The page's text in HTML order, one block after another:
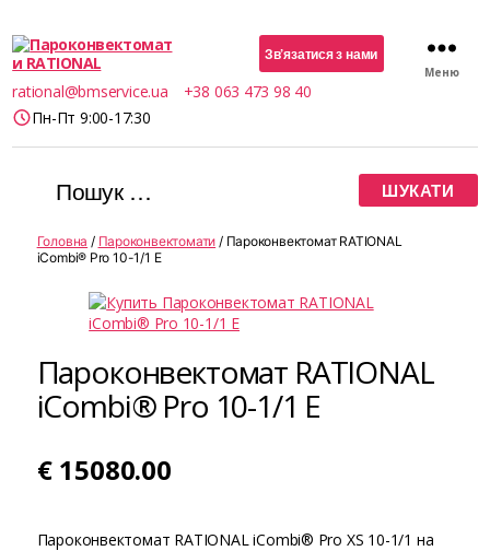
Пароконвектомати
RATIONAL
Зв’язатися з нами
rational@bmservice.ua
+38 063 473 98 40
Пн-Пт 9:00-17:30
Меню
Шукати:
Головна / Пароконвектомати / Пароконвектомат RATIONAL
iCombi® Pro 10-1/1 E
Пароконвектомат RATIONAL
iCombi® Pro 10-1/1 E
€ 15080.00
Пароконвектомат RATIONAL iCombi® Pro XS 10-1/1 на